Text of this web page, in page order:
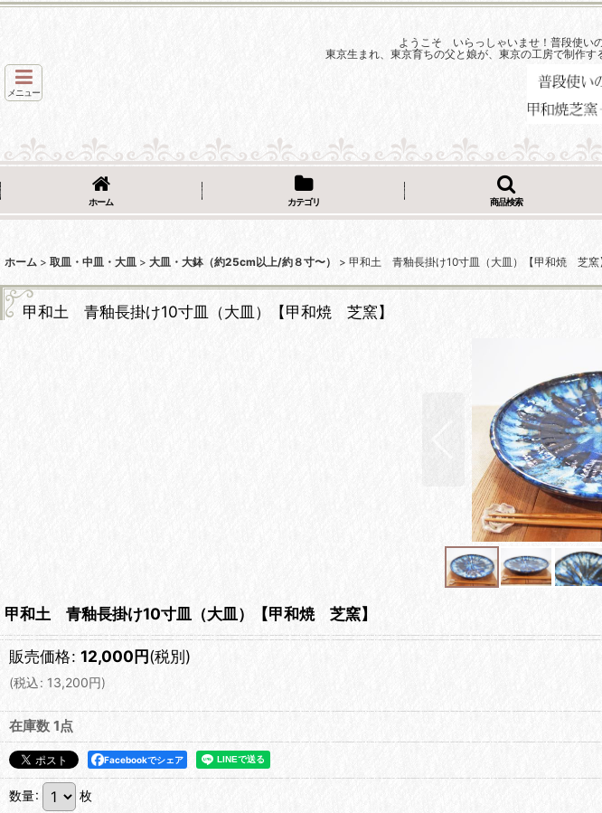
ようこそ いらっしゃいませ！普段使い
東京生まれ、東京育ちの父と娘が、東京の工房で制作す
メニュー
ホーム カテゴリ 商品検索
ホーム > 取皿・中皿・大皿 > 大皿・大鉢（約25cm以上/約８寸〜） > 甲和土 青釉長掛け10寸皿（大皿）【甲和焼 芝窯
甲和土 青釉長掛け10寸皿（大皿）【甲和焼 芝窯】
甲和土 青釉長掛け10寸皿（大皿）【甲和焼 芝窯】
販売価格: 12,000円(税別)
(税込: 13,200円)
在庫数 1点
Facebookでシェア
数量: 枚